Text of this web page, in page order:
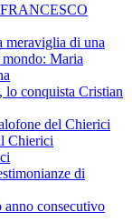
meraviglia di una
Maria
conquista Cristian
del Chierici
Chierici
di
consecutivo